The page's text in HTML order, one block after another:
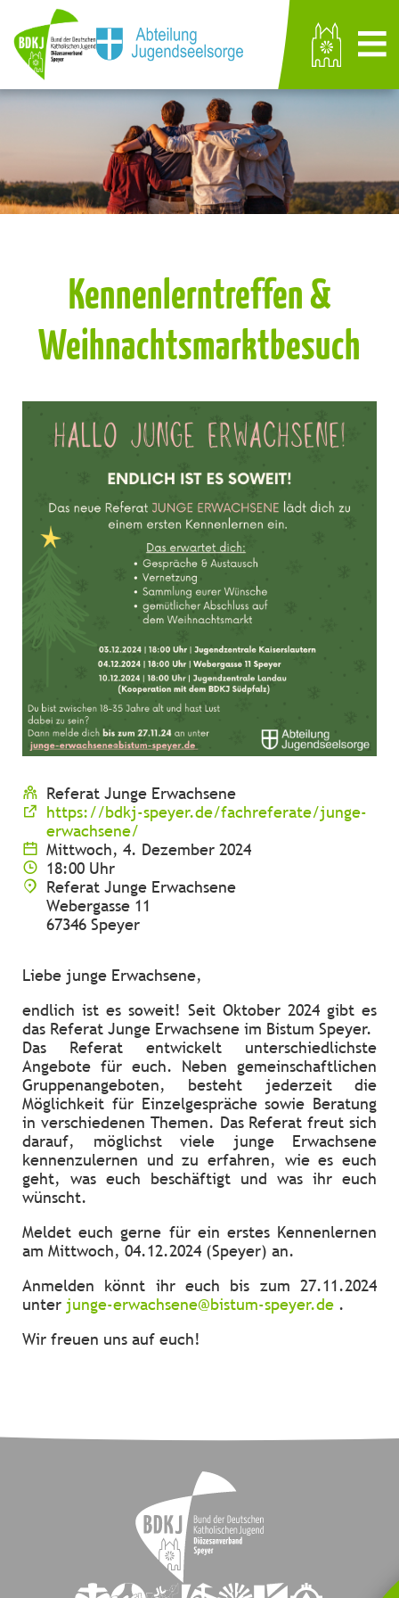
Kennenlerntreffen &
Weihnachtsmarktbesuch
Referat Junge Erwachsene
https://bdkj-speyer.de/fachreferate/junge-
erwachsene/
Mittwoch, 4. Dezember 2024
18:00 Uhr
Referat Junge Erwachsene
Webergasse 11
67346 Speyer
Liebe junge Erwachsene,
endlich ist es soweit! Seit Oktober 2024 gibt es
das Referat Junge Erwachsene im Bistum Speyer.
Das Referat entwickelt unterschiedlichste
Angebote für euch. Neben gemeinschaftlichen
Gruppenangeboten, besteht jederzeit die
Möglichkeit für Einzelgespräche sowie Beratung
in verschiedenen Themen. Das Referat freut sich
darauf, möglichst viele junge Erwachsene
kennenzulernen und zu erfahren, wie es euch
geht, was euch beschäftigt und was ihr euch
wünscht.
Meldet euch gerne für ein erstes Kennenlernen
am Mittwoch, 04.12.2024 (Speyer) an.
Anmelden könnt ihr euch bis zum 27.11.2024
unter junge-erwachsene@bistum-speyer.de .
Wir freuen uns auf euch!